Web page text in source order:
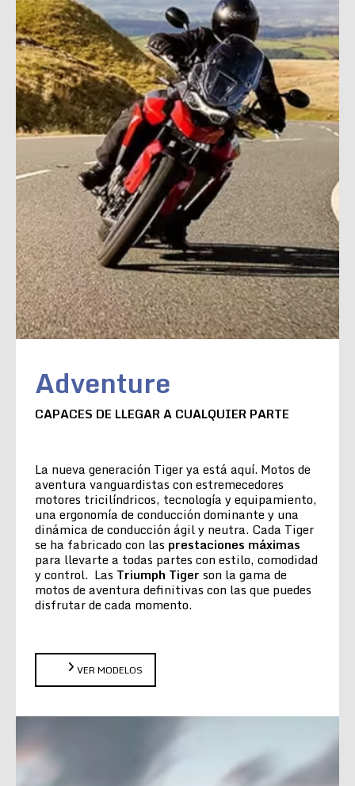
Adventure
CAPACES DE LLEGAR A CUALQUIER PARTE
La nueva generación Tiger ya está aquí. Motos de
aventura vanguardistas con estremecedores
motores tricilíndricos, tecnología y equipamiento,
una ergonomía de conducción dominante y una
dinámica de conducción ágil y neutra. Cada Tiger
se ha fabricado con las prestaciones máximas
para llevarte a todas partes con estilo, comodidad
y control. Las Triumph Tiger son la gama de
motos de aventura definitivas con las que puedes
disfrutar de cada momento.
VER MODELOS